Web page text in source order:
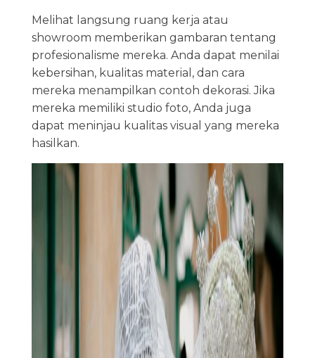
Melihat langsung ruang kerja atau
showroom memberikan gambaran tentang
profesionalisme mereka. Anda dapat menilai
kebersihan, kualitas material, dan cara
mereka menampilkan contoh dekorasi. Jika
mereka memiliki studio foto, Anda juga
dapat meninjau kualitas visual yang mereka
hasilkan.